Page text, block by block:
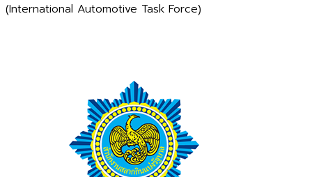
(International Automotive Task Force)